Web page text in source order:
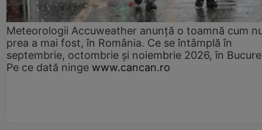
Meteorologii Accuweather anunță o toamnă cum
prea a mai fost, în România. Ce se întâmplă în
septembrie, octombrie și noiembrie 2026, în
Pe ce dată ninge www.cancan.ro